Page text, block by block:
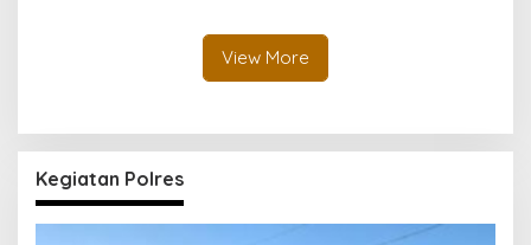
MENJADI BENCANA BESAR
View More
Kegiatan Polres